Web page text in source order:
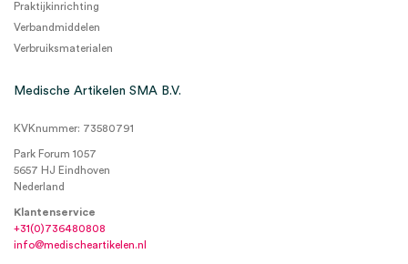
Praktijkinrichting
Verbandmiddelen
Verbruiksmaterialen
Medische Artikelen SMA B.V.
KVKnummer: 73580791
Park Forum 1057
5657 HJ Eindhoven
Nederland
Klantenservice
+31(0)736480808
info@medischeartikelen.nl